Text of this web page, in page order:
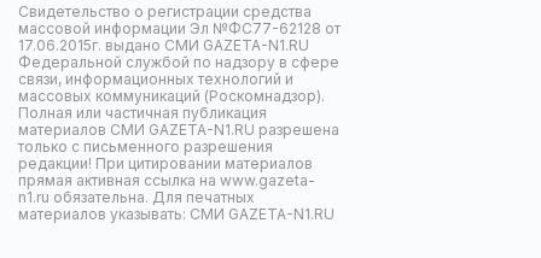
Свидетельство о регистрации средства
массовой информации Эл №ФС77-62128 от
17.06.2015г. выдано СМИ GAZETA-N1.RU
Федеральной службой по надзору в сфере
связи, информационных технологий и
массовых коммуникаций (Роскомнадзор).
Полная или частичная публикация
материалов СМИ GAZETA-N1.RU разрешена
только с письменного разрешения
редакции! При цитировании материалов
прямая активная ссылка на www.gazeta-
n1.ru обязательна. Для печатных
материалов указывать: СМИ GAZETA-N1.RU